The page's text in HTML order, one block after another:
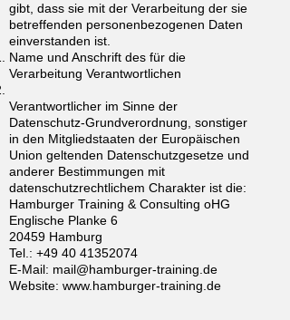
gibt, dass sie mit der Verarbeitung der sie
betreffenden personenbezogenen Daten
einverstanden ist.
Name und Anschrift des für die
Verarbeitung Verantwortlichen
Verantwortlicher im Sinne der
Datenschutz-Grundverordnung, sonstiger
in den Mitgliedstaaten der Europäischen
Union geltenden Datenschutzgesetze und
anderer Bestimmungen mit
datenschutzrechtlichem Charakter ist die:
Hamburger Training & Consulting oHG
Englische Planke 6
20459 Hamburg
Tel.: +49 40 41352074
E-Mail: mail@hamburger-training.de
Website: www.hamburger-training.de